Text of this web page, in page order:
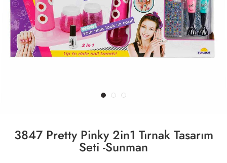
3847 Pretty Pinky 2in1 Tırnak Tasarım
Seti -Sunman